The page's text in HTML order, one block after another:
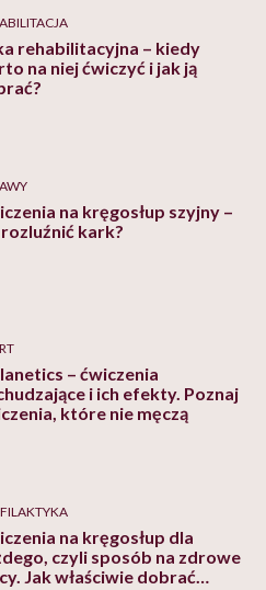
rehabilitacyjna – kiedy
na niej ćwiczyć i jak ją
na kręgosłup szyjny –
kark?
– ćwiczenia
i ich efekty. Poznaj
które nie męczą
na kręgosłup dla
czyli sposób na zdrowe
Jak właściwie dobrać